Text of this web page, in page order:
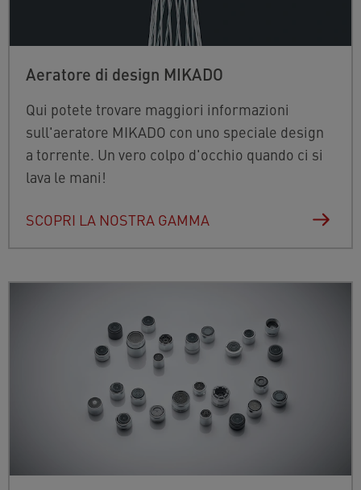
Aeratore di design MIKADO
Qui potete trovare maggiori informazioni
sull'aeratore MIKADO con uno speciale design
a torrente. Un vero colpo d'occhio quando ci si
lava le mani!
SCOPRI LA NOSTRA GAMMA